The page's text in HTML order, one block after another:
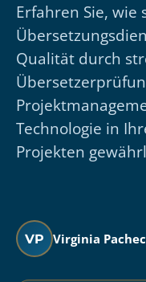
Erfahren Sie, wie
Qualität durch
Technologie in
Projekten
VP Virginia